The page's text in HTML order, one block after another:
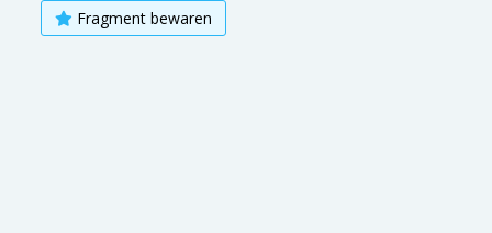
Fragment bewaren